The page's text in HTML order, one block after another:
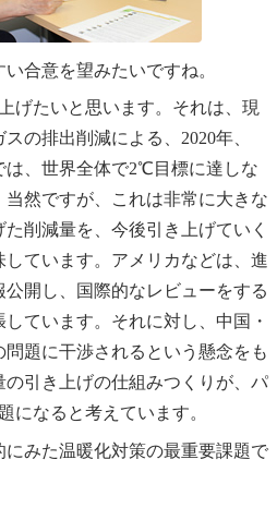
合意を望みたいですね。
たいと思います。それは、現
の排出削減による、2020年、
は、世界全体で2℃目標に達しな
然ですが、これは非常に大きな
削減量を、今後引き上げていく
ています。アメリカなどは、進
開し、国際的なレビューをする
ています。それに対し、中国・
題に干渉されるという懸念をも
引き上げの仕組みつくりが、パ
になると考えています。
みた温暖化対策の最重要課題で